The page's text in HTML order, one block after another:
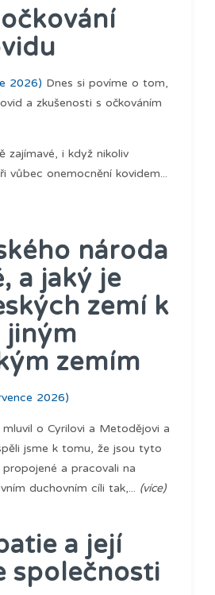
2026) Dnes si povíme o tom,
a zkušenosti s očkováním
zajímavé, i když nikoliv
vůbec onemocnění kovidem...
národa
a jaký je
zemí k
jiným
zemím
2026)
o Cyrilovi a Metodějovi a
jsme k tomu, že jsou tyto
a pracovali na
duchovním cíli tak,... (více)
a její
společnosti